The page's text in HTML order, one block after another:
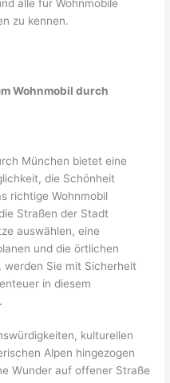
alle für Wohnmobile
zu kennen.
Wohnmobil durch
München bietet eine
die Schönheit
richtige Wohnmobil
Straßen der Stadt
auswählen, eine
und die örtlichen
Sie mit Sicherheit
in diesem
kulturellen
Alpen hingezogen
Wunder auf offener Straße